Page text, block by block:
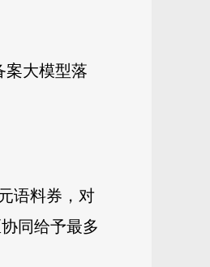
案大模型落
语料券，对
同给予最多